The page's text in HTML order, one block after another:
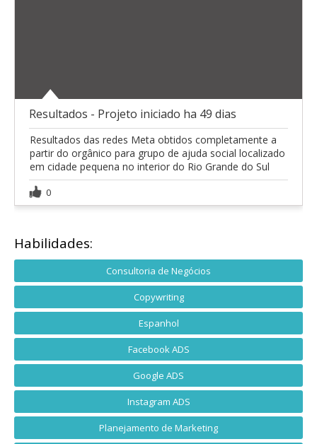
Resultados - Projeto iniciado ha 49 dias
Resultados das redes Meta obtidos completamente a
partir do orgânico para grupo de ajuda social localizado
em cidade pequena no interior do Rio Grande do Sul
0
Habilidades:
Consultoria de Negócios
Copywriting
Espanhol
Facebook ADS
Google ADS
Instagram ADS
Planejamento de Marketing